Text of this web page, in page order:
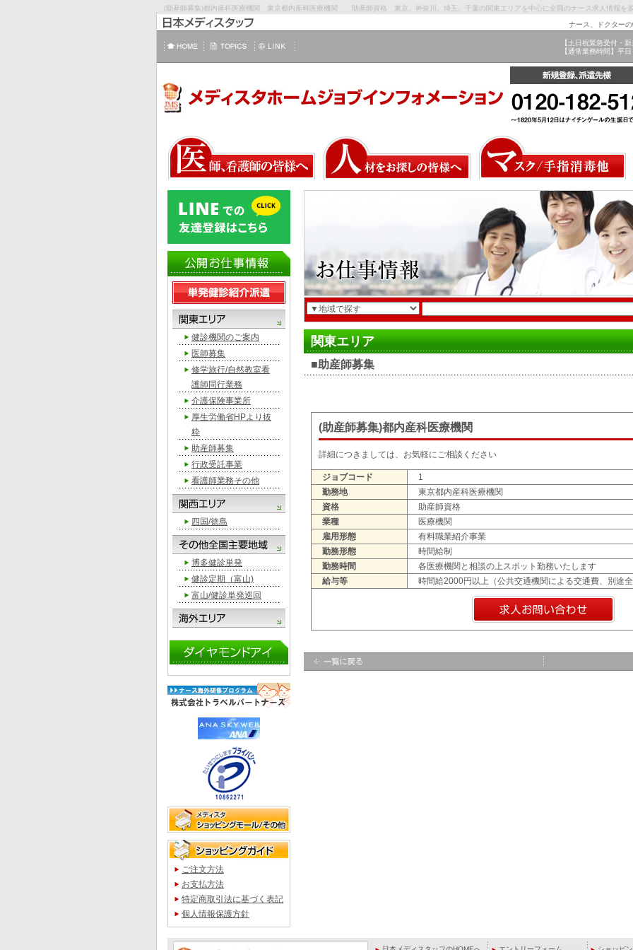
(助産師募集)都内産科医療機関 東京都内産科医療機関 助産師資格 東京、神奈川、埼玉、千葉の関東エリアを中心に全国のナース求人情報を
ナース、ドクター
【土日祝緊急受付・
【通常業務時間】平
関東エリア
■助産師募集
(助産師募集)都内産科医療機関
詳細につきましては、お気軽にご相談ください
ジョブコード
1
勤務地
東京都内産科医療機関
資格
助産師資格
業種
医療機関
雇用形態
有料職業紹介事業
勤務形態
時間給制
勤務時間
各医療機関と相談の上スポット勤務いたします
給与等
時間給2000円以上（公共交通機関による交通費、別途
健診機関のご案内
医師募集
修学旅行/自然教室看
護師同行業務
介護保険事業所
厚生労働省HPより抜
粋
助産師募集
行政受託事業
看護師業務その他
四国/徳島
博多健診単発
健診定期（富山)
富山/健診単発巡回
ご注文方法
お支払方法
特定商取引法に基づく表記
個人情報保護方針